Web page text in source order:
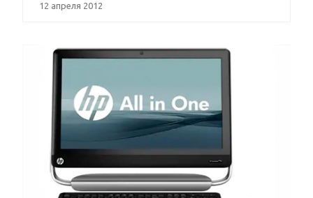
12 апреля 2012